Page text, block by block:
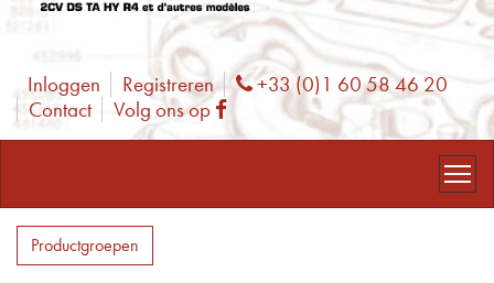
Inloggen Registreren Phone
+33 (0)1 60 58 46 20
Contact
Volg ons op Facebook
Productgroepen